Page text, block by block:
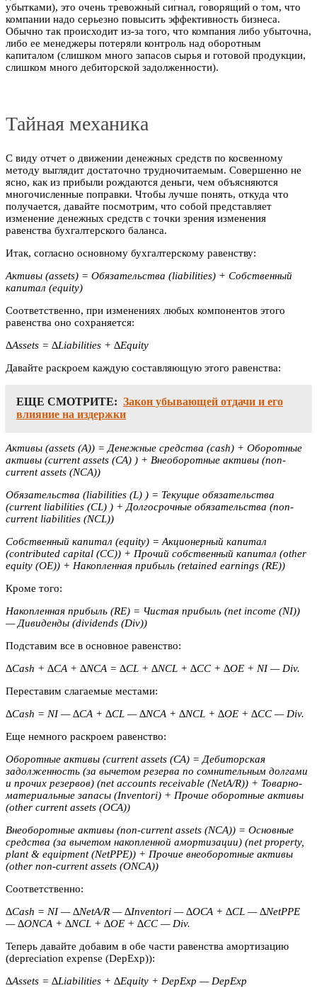
убытками), это очень тревожный сигнал, говорящий о том, что
компании надо серьезно повысить эффективность бизнеса.
Обычно так происходит из-за того, что компания либо убыточна,
либо ее менеджеры потеряли контроль над оборотным
капиталом (слишком много запасов сырья и готовой продукции,
слишком много дебиторской задолженности).
Тайная механика
С виду отчет о движении денежных средств по косвенному
методу выглядит достаточно трудночитаемым. Совершенно не
ясно, как из прибыли рождаются деньги, чем объясняются
многочисленные поправки. Чтобы лучше понять, откуда что
получается, давайте посмотрим, что собой представляет
изменение денежных средств с точки зрения изменения
равенства бухгалтерского баланса.
Итак, согласно основному бухгалтерскому равенству:
Активы (assets) = Обязательства (liabilities) + Собственный
капитал (equity)
Соответственно, при изменениях любых компонентов этого
равенства оно сохраняется:
∆Assets = ∆Liabilities + ∆Equity
Давайте раскроем каждую составляющую этого равенства:
ЕЩЕ СМОТРИТЕ: Закон убывающей отдачи и его
влияние на издержки
Активы (assets (А)) = Денежные средства (cash) + Оборотные
активы (current assets (СА) ) + Внеоборотные активы (non-
current assets (NCA))
Обязательства (liabilities (L) ) = Текущие обязательства
(current liabilities (CL) ) + Долгосрочные обязательства (non-
current liabilities (NCL))
Собственный капитал (equity) = Акционерный капитал
(contributed capital (CC)) + Прочий собственный капитал (other
equity (OE)) + Накопленная прибыль (retained earnings (RE))
Кроме того:
Накопленная прибыль (RE) = Чистая прибыль (net income (NI))
— Дивиденды (dividends (Div))
Подставим все в основное равенство:
∆Cash + ∆CA + ∆NCA = ∆CL + ∆NCL + ∆CC + ∆OE + NI — Div.
Переставим слагаемые местами:
∆Cash = NI — ∆CA + ∆CL — ∆NCA + ∆NCL + ∆OE + ∆CC — Div.
Еще немного раскроем равенство:
Оборотные активы (current assets (СА) = Дебиторская
задолженность (за вычетом резерва по сомнительным долгами
и прочих резервов) (net accounts receivable (NetA/R)) + Товарно-
материальные запасы (Inventori) + Прочие оборотные активы
(other current assets (ОСА))
Внеоборотные активы (non-current assets (NCA)) = Основные
средства (за вычетом накопленной амортизации) (net property,
plant & equipment (NetPPE)) + Прочие внеоборотные активы
(other non-current assets (ONCA))
Соответственно:
∆Cash = NI — ∆NetA/R — ∆Inventori — ∆ОСА + ∆CL — ∆NetPPE
— ∆ONCA + ∆NCL + ∆OE + ∆CC — Div.
Теперь давайте добавим в обе части равенства амортизацию
(depreciation expense (DepExp)):
∆Assets = ∆Liabilities + ∆Equity + DepExp — DepExp